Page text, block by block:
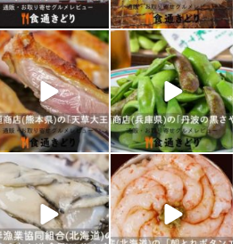
1月 19 1月 18
shokutuu_kidori
1月 16
shokutuu_kidori
1月 15
shokutuu_kidori shokutuu_kidori